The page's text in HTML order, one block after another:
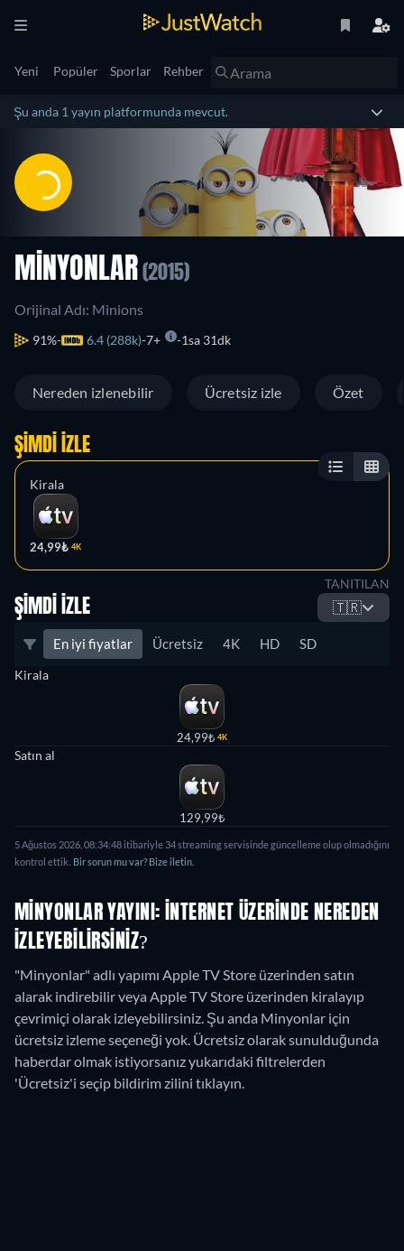
Yeni Popüler Sporlar Rehber
Şu anda 1 yayın platformunda mevcut.
MINYONLAR (2015)
Orijinal Adı: Minions
91% 6.4 (288k) 7+ 1sa 31dk
Nereden izlenebilir Ücretsiz izle Özet
ŞIMDI İZLE
Kirala
24,99₺ 4K
TANITILAN
ŞIMDI İZLE 🇹🇷
En iyi fiyatlar Ücretsiz 4K HD SD
Kirala
24,99₺ 4K
Satın al
129,99₺
5 Ağustos 2026 08:34:48 itibariyle 34streaming servisinde güncelleme olup olmadığını
kontrol ettik. Bir sorun mu var? Bize iletin.
MINYONLAR YAYINI: İNTERNET ÜZERINDE NEREDEN
IZLEYEBILIRSINIZ?
"Minyonlar" adlı yapımı Apple TV Store üzerinden satın
alarak indirebilir veya Apple TV Store üzerinden kiralayıp
çevrimiçi olarak izleyebilirsiniz. Şu anda Minyonlar için
ücretsiz izleme seçeneği yok. Ücretsiz olarak sunulduğunda
haberdar olmak istiyorsanız yukarıdaki filtrelerden
'Ücretsiz'i seçip bildirim zilini tıklayın.